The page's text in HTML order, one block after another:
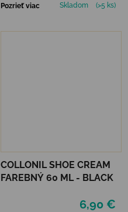
Pozrieť viac Skladom (>5 ks)
COLLONIL SHOE CREAM
FAREBNÝ 60 ML - BLACK
6,90 €